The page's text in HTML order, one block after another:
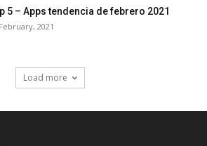
5 – Apps tendencia de febrero 2021
2021
Load more